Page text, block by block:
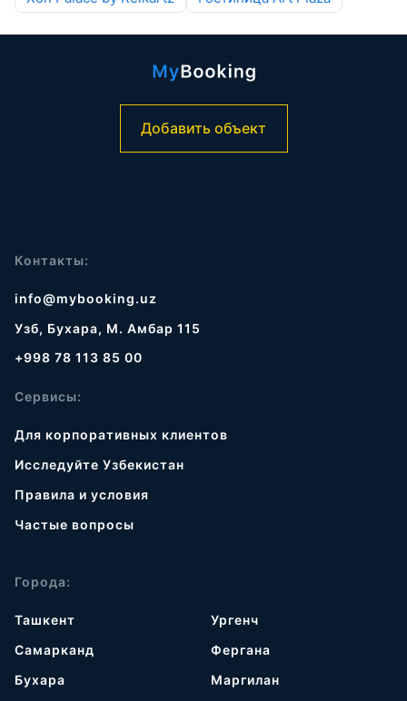
Добавить объект
Контакты:
info@mybooking.uz
Узб, Бухара, М. Амбар 115
+998 78 113 85 00
Сервисы:
Для корпоративных клиентов
Исследуйте Узбекистан
Правила и условия
Частые вопросы
Города:
Ташкент
Самарканд
Бухара
Ургенч
Фергана
Маргилан